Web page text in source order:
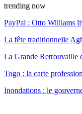
trending now
PayPal : Otto Williams
La fête traditionnelle
La Grande Retrouvaille
Togo : la carte
Inondations : le